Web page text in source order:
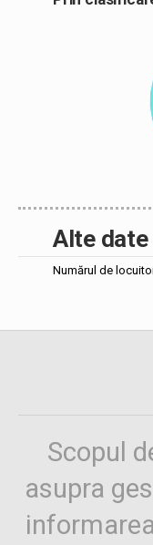
Alte date
Numărul de
Scopul
asupra